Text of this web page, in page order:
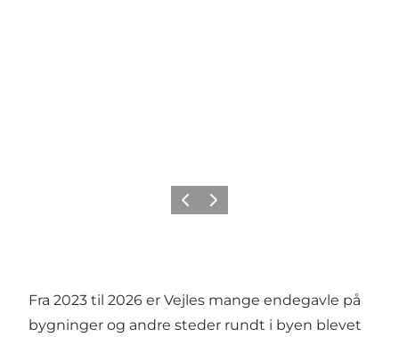
ForrigeNæste
Fra 2023 til 2026 er Vejles mange endegavle på
bygninger og andre steder rundt i byen blevet